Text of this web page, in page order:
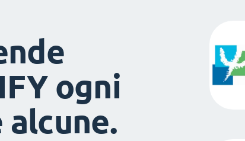
ogni
alcune.